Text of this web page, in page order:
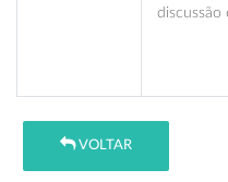
discussão
VOLTAR